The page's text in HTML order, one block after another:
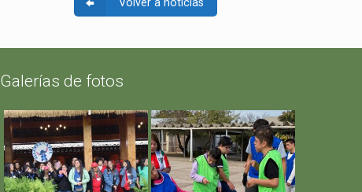
Volver a noticias
Galerías de fotos